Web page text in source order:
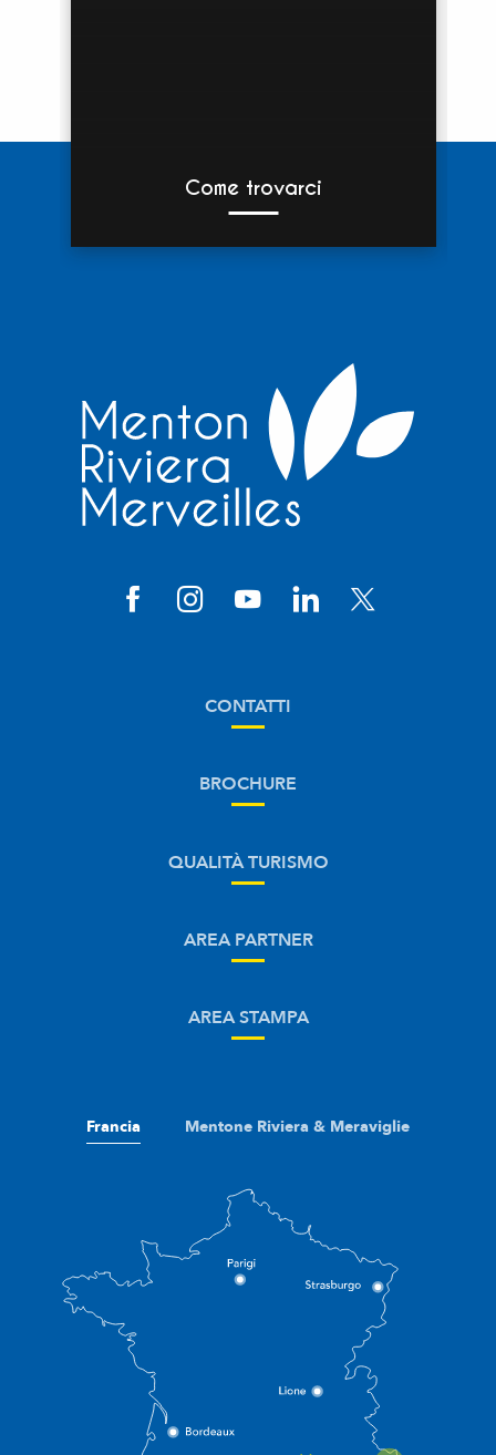
Come trovarci
CONTATTI
BROCHURE
QUALITÀ TURISMO
AREA PARTNER
AREA STAMPA
Francia Mentone Riviera & Meraviglie